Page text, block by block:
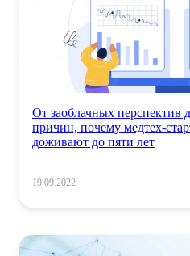
От заоблачных перспектив
причин, почему медтех-
доживают до пяти лет
19.09.2022